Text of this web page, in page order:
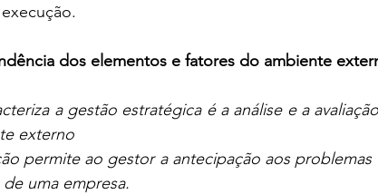
dos elementos e fatores do ambiente
externo
uma empresa.